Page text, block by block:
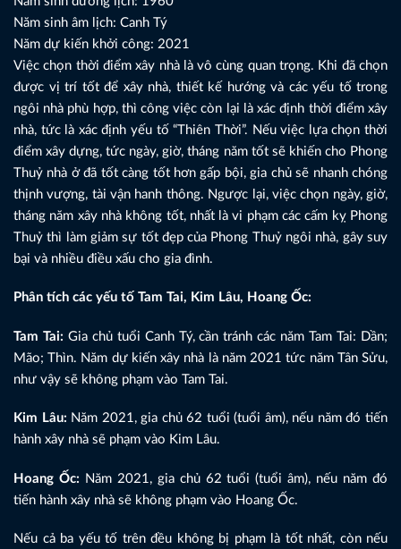
Năm sinh âm lịch: Canh Tý
Năm dự kiến khởi công: 2021
Việc chọn thời điểm xây nhà là vô cùng quan trọng. Khi đã chọn
được vị trí tốt để xây nhà, thiết kế hướng và các yếu tố trong
ngôi nhà phù hợp, thì công việc còn lại là xác định thời điểm xây
nhà, tức là xác định yếu tố “Thiên Thời”. Nếu việc lựa chọn thời
điểm xây dựng, tức ngày, giờ, tháng năm tốt sẽ khiến cho Phong
Thuỷ nhà ở đã tốt càng tốt hơn gấp bội, gia chủ sẽ nhanh chóng
thịnh vượng, tài vận hanh thông. Ngược lại, việc chọn ngày, giờ,
tháng năm xây nhà không tốt, nhất là vi phạm các cấm kỵ Phong
Thuỷ thì làm giảm sự tốt đẹp của Phong Thuỷ ngôi nhà, gây suy
bại và nhiều điều xấu cho gia đình.
Phân tích các yếu tố Tam Tai, Kim Lâu, Hoang Ốc:
Tam Tai: Gia chủ tuổi Canh Tý, cần tránh các năm Tam Tai: Dần;
Mão; Thìn. Năm dự kiến xây nhà là năm 2021 tức năm Tân Sửu,
như vậy sẽ không phạm vào Tam Tai.
Kim Lâu: Năm 2021, gia chủ 62 tuổi (tuổi âm), nếu năm đó tiến
hành xây nhà sẽ phạm vào Kim Lâu.
Hoang Ốc: Năm 2021, gia chủ 62 tuổi (tuổi âm), nếu năm đó
tiến hành xây nhà sẽ không phạm vào Hoang Ốc.
Nếu cả ba yếu tố trên đều không bị phạm là tốt nhất, còn nếu